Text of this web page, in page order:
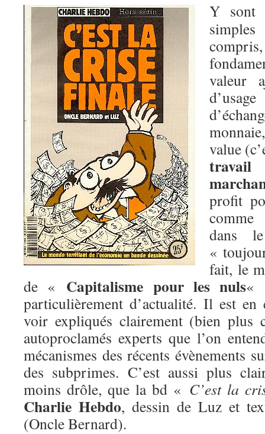
Y sont
valeur
value
travail
profit
comme
dans
«
fait, le
de « Capitalisme pour les nuls«
particulièrement d’actualité. Il est
voir expliqués clairement (bien plus
autoproclamés experts que l’on
mécanismes des récents évènements
des subprimes. C’est aussi plus
moins drôle, que la bd « C’est la
Charlie Hebdo, dessin de Luz et
(Oncle Bernard).